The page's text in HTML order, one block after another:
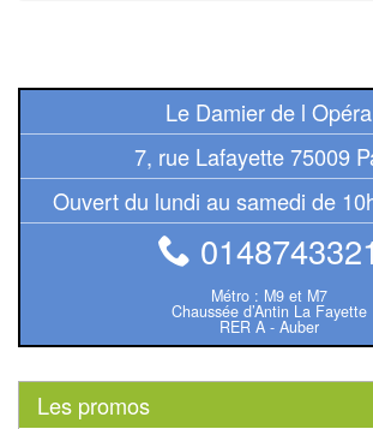
experts
En
Pour
Ambiance
Coopératif
Le Damier de l Opéra
7, rue Lafayette 75009
Ouvert du lundi au samedi de
0148743321
Métro : M9 et M7
Chaussée d’Antin La Fayette
RER A - Auber
Les promos